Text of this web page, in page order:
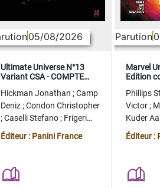
05/08/2026
Ultimate Universe N°13
Variant CSA - COMPTE
Hickman Jonathan ;Camp
Deniz;Condon Christopher
;Caselli Stefano; Frigeri
Juan
Éditeur : Panini France
Parution
Marvel
Edition
Phillips
Victor;
Kuder
;Lopez
Éditeur :